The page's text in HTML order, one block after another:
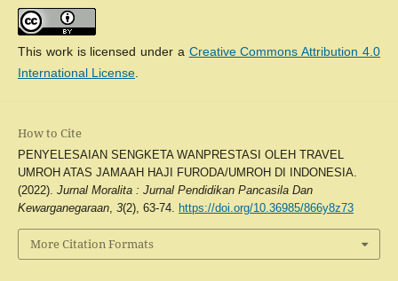
This work is licensed under a Creative Commons Attribution 4.0
International License.
How to Cite
PENYELESAIAN SENGKETA WANPRESTASI OLEH TRAVEL
UMROH ATAS JAMAAH HAJI FURODA/UMROH DI INDONESIA.
(2022). Jurnal Moralita : Jurnal Pendidikan Pancasila Dan
Kewarganegaraan, 3(2), 63-74. https://doi.org/10.36985/866y8z73
More Citation Formats